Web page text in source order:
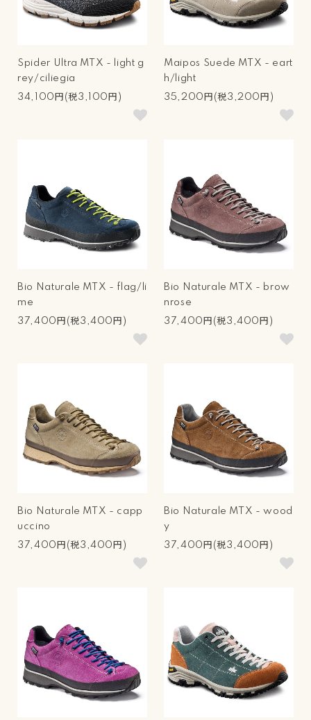
Spider Ultra MTX - light g
rey/ciliegia
34,100円(税3,100円)
Maipos Suede MTX - eart
h/light
35,200円(税3,200円)
Bio Naturale MTX - flag/li
me
37,400円(税3,400円)
Bio Naturale MTX - brow
nrose
37,400円(税3,400円)
Bio Naturale MTX - capp
uccino
37,400円(税3,400円)
Bio Naturale MTX - wood
y
37,400円(税3,400円)